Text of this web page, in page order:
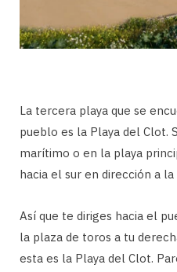
La tercera playa que se
pueblo es la Playa del Clot.
marítimo o en la playa
hacia el sur en dirección a
Así que te diriges hacia el
la plaza de toros a tu
esta es la Playa del Clot.